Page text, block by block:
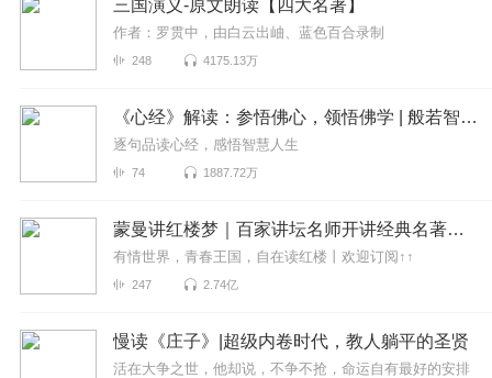
三国演义-原文朗读【四大名著】
作者：罗贯中，由白云出岫、蓝色百合录制
248 4175.13万
《心经》解读：参悟佛心，领悟佛学 | 般若智慧
逐句品读心经，感悟智慧人生
74 1887.72万
蒙曼讲红楼梦｜百家讲坛名师开讲经典名著｜四大名著
有情世界，青春王国，自在读红楼丨欢迎订阅↑↑
247 2.74亿
慢读《庄子》|超级内卷时代，教人躺平的圣贤
活在大争之世，他却说，不争不抢，命运自有最好的安排